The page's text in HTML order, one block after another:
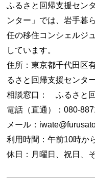
ふるさと回帰支援セン
ンター」では、岩手暮
任の移住コンシェルジ
しています。
住所：東京都千代田区
るさと回帰支援センター
相談窓口： ふるさと
電話（直通）：080-
メール：
利用時間：午前10時か
休日：月曜日、祝日、